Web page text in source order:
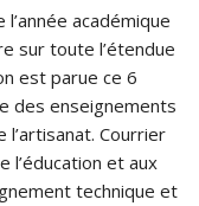
académique
sur toute l’étendue
est parue ce 6
des enseignements
Courrier
l’éducation et aux
technique et